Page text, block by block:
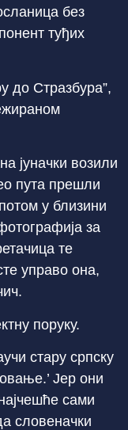
без
туђих
до Стразбура”,
јуначки возили
пута прешли
у близини
за
те
управо она,
поруку.
стару српску
Јер они
сами
словеначки